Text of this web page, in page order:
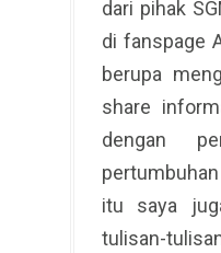
dari pihak
di fanspage
berupa
share
dengan
itu saya
tulisan-